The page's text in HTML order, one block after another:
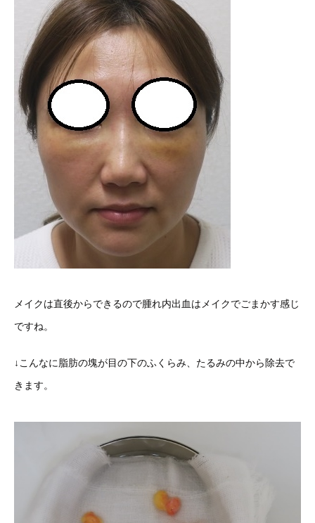
メイクは直後からできるので腫れ内出血はメイクでごまかす感じ
ですね。
↓こんなに脂肪の塊が目の下のふくらみ、たるみの中から除去で
きます。